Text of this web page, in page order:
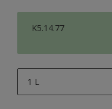
K5.14.77
1 L